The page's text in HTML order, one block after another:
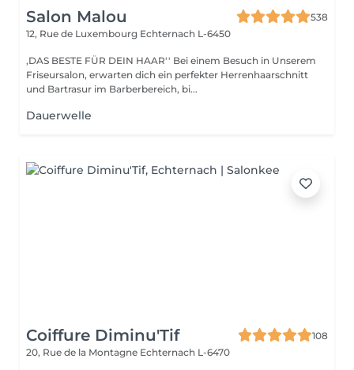
Salon Malou
538
12, Rue de Luxembourg Echternach L-6450
,DAS BESTE FÜR DEIN HAAR'' Bei einem Besuch in Unserem
Friseursalon, erwarten dich ein perfekter Herrenhaarschnitt
und Bartrasur im Barberbereich, bi...
Dauerwelle
Coiffure Diminu'Tif
108
20, Rue de la Montagne Echternach L-6470